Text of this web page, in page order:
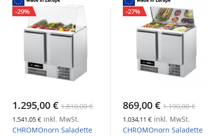
-29%
1.295,00 € 1.810,00 €
1.541,05 € inkl. MwSt.
CHROMOnorn Saladette
-27%
869,00 € 1.190,00 €
1.034,11 € inkl. MwSt.
CHROMOnorn Saladette